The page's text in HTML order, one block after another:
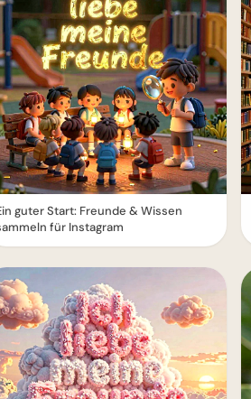
guter Start: Freunde & Wissen
für Instagram